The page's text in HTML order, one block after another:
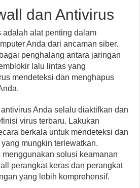
dan Antivirus
adalah alat penting dalam
Anda dari ancaman siber.
penghalang antara jaringan
lalu lintas yang
mendeteksi dan menghapus
Anda selalu diaktifkan dan
virus terbaru. Lakukan
berkala untuk mendeteksi dan
mungkin terlewatkan.
menggunakan solusi keamanan
perangkat keras dan perangkat
yang lebih komprehensif.